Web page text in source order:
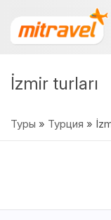
İzmir turları
Туры » Турция »